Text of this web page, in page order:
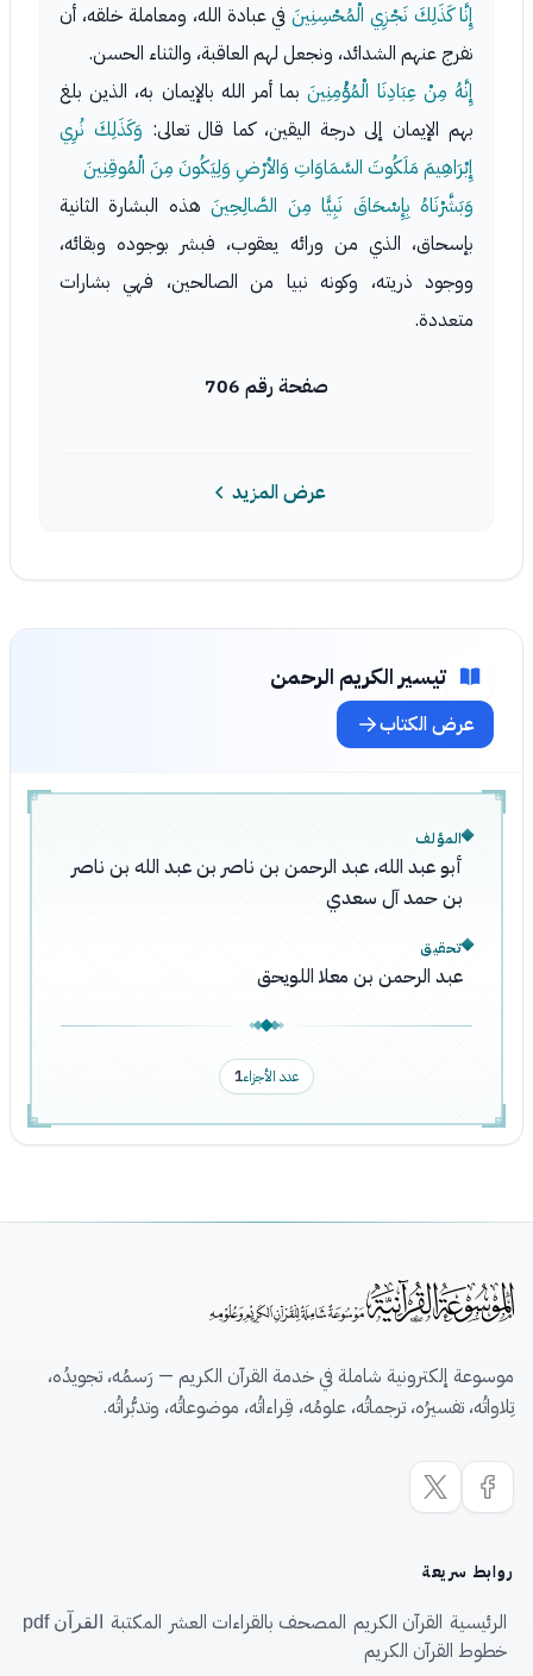
إِنَّا كَذَلِكَ نَجْزِي الْمُحْسِنِينَفي عبادة الله، ومعاملة خلقه، أن
نفرج عنهم الشدائد، ونجعل لهم العاقبة، والثناء الحسن.
إِنَّهُ مِنْ عِبَادِنَا الْمُؤْمِنِينَبما أمر الله بالإيمان به، الذين بلغ
بهم الإيمان إلى درجة اليقين، كما قال تعالى: وَكَذَلِكَ نُرِي
إِبْرَاهِيمَ مَلَكُوتَ السَّمَاوَاتِ وَالأرْضِ وَلِيَكُونَ مِنَ الْمُوقِنِينَ
وَبَشَّرْنَاهُ بِإِسْحَاقَ نَبِيًّا مِنَ الصَّالِحِينَهذه البشارة الثانية
بإسحاق، الذي من ورائه يعقوب، فبشر بوجوده وبقائه،
ووجود ذريته، وكونه نبيا من الصالحين، فهي بشارات
متعددة.
صفحة رقم 706
عرض المزيد
تيسير الكريم الرحمن
عرض الكتاب
المؤلف
أبو عبد الله، عبد الرحمن بن ناصر بن عبد الله بن ناصر
بن حمد آل سعدي
تحقيق
عبد الرحمن بن معلا اللويحق
عدد الأجزاء1
موسوعة إلكترونية شاملة في خدمة القرآن الكريم — رَسمُه، تجويدُه،
تِلاواتُه، تفسيرُه، ترجماتُه، علومُه، قِراءاتُه، موضوعاتُه، وتدبُّراتُه.
روابط سريعة
الرئيسية القرآن الكريم المصحف بالقراءات العشر المكتبة القرآن pdf
خطوط القرآن الكريم